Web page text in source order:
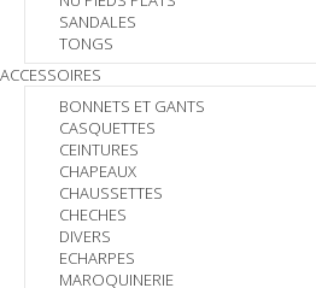
SANDALES
TONGS
ACCESSOIRES
BONNETS ET GANTS
CASQUETTES
CEINTURES
CHAPEAUX
CHAUSSETTES
CHECHES
DIVERS
ECHARPES
MAROQUINERIE